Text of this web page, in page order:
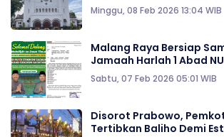
Minggu, 08 Feb 2026 13:04 WIB
Malang Raya Bersiap
Jamaah Harlah 1 Abad NU
Sabtu, 07 Feb 2026 05:01 WIB
Disorot Prabowo,
Tertibkan Baliho Demi